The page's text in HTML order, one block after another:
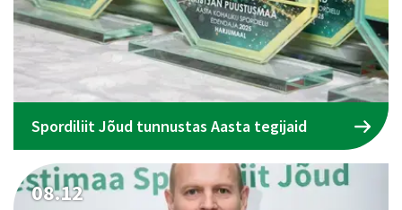
Spordiliit Jõud tunnustas Aasta tegijaid
08.12